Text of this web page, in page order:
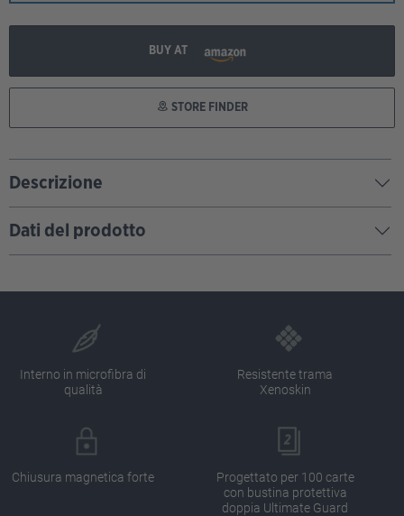
BUY AT
STORE FINDER
Descrizione
Dati del prodotto
Interno in microfibra di
qualità
Resistente trama
Xenoskin
Chiusura magnetica forte
Progettato per 100 carte
con bustina protettiva
doppia Ultimate Guard